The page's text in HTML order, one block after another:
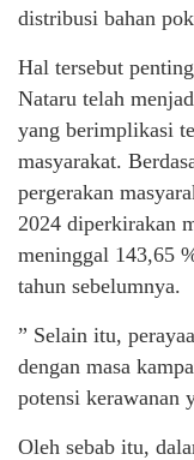
distribusi bahan
Hal tersebut
Nataru telah
yang berimplikasi
masyarakat.
pergerakan
2024 diperkirakan
meninggal 143,65
tahun sebelumnya.
” Selain itu,
dengan masa
potensi kerawanan
Oleh sebab itu,